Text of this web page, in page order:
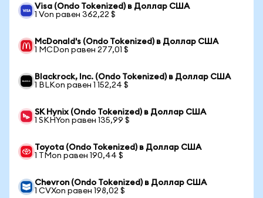
Visa (Ondo Tokenized) в Доллар США
1 Von равен 362,22 $
McDonald's (Ondo Tokenized) в Доллар США
1 MCDon равен 277,01 $
Blackrock, Inc. (Ondo Tokenized) в Доллар США
1 BLKon равен 1 152,24 $
SK Hynix (Ondo Tokenized) в Доллар США
1 SKHYon равен 135,99 $
Toyota (Ondo Tokenized) в Доллар США
1 TMon равен 190,44 $
Chevron (Ondo Tokenized) в Доллар США
1 CVXon равен 198,02 $